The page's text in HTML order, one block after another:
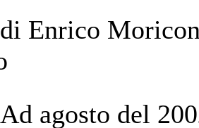
di Enrico
Ad agosto del